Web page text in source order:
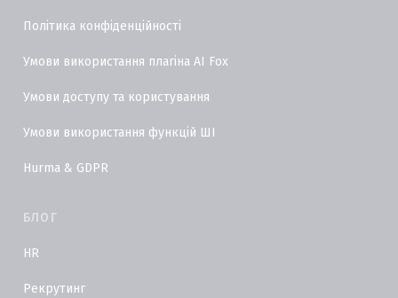
Політика конфіденційності
Умови використання плагіна AI Fox
Умови доступу та користування
Умови використання функцій ШІ
Hurma & GDPR
БЛОГ
HR
Рекрутинг